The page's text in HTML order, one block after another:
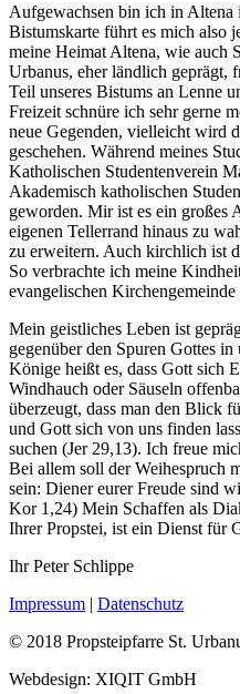
Aufgewachsen bin ich in
Bistumskarte führt es mich also
meine Heimat Altena, wie auch
Urbanus, eher ländlich geprägt,
Teil unseres Bistums an Lenne
Freizeit schnüre ich sehr gerne
neue Gegenden, vielleicht wird
geschehen. Während meines
Katholischen Studentenverein
Akademisch katholischen
geworden. Mir ist es ein großes
eigenen Tellerrand hinaus zu
zu erweitern. Auch kirchlich ist
So verbrachte ich meine
evangelischen
Mein geistliches Leben ist
gegenüber den Spuren Gottes
Könige heißt es, dass Gott sich
Windhauch oder Säuseln
überzeugt, dass man den Blick
und Gott sich von uns finden
suchen (Jer 29,13). Ich freue
Bei allem soll der Weihespruch
sein: Diener eurer Freude sind
Kor 1,24) Mein Schaffen als
Ihrer Propstei, ist ein Dienst für
Ihr Peter Schlippe
Impressum | Datenschutz
© 2018 Propsteipfarre St.
Webdesign: XIQIT GmbH